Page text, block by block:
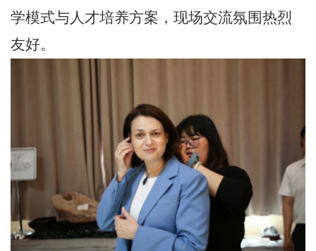
学模式与人才培养方案，现场交流氛围热烈
友好。